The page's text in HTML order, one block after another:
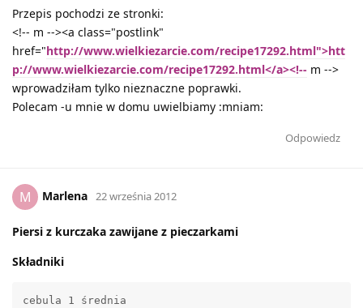
Przepis pochodzi ze stronki:
<!-- m --><a class="postlink"
href="http://www.wielkiezarcie.com/recipe17292.html">htt
p://www.wielkiezarcie.com/recipe17292.html</a><!-- m -->
wprowadziłam tylko nieznaczne poprawki.
Polecam -u mnie w domu uwielbiamy :mniam:
Odpowiedz
M Marlena 22 września 2012
Piersi z kurczaka zawijane z pieczarkami
Składniki
cebula 1 średnia